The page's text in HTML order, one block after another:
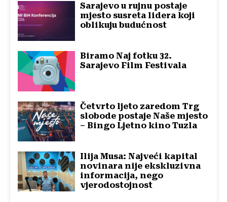
Sarajevo u rujnu postaje
mjesto susreta lidera koji
oblikuju budućnost
Biramo Naj fotku 32.
Sarajevo Film Festivala
Četvrto ljeto zaredom Trg
slobode postaje Naše mjesto
– Bingo Ljetno kino Tuzla
Ilija Musa: Najveći kapital
novinara nije ekskluzivna
informacija, nego
vjerodostojnost